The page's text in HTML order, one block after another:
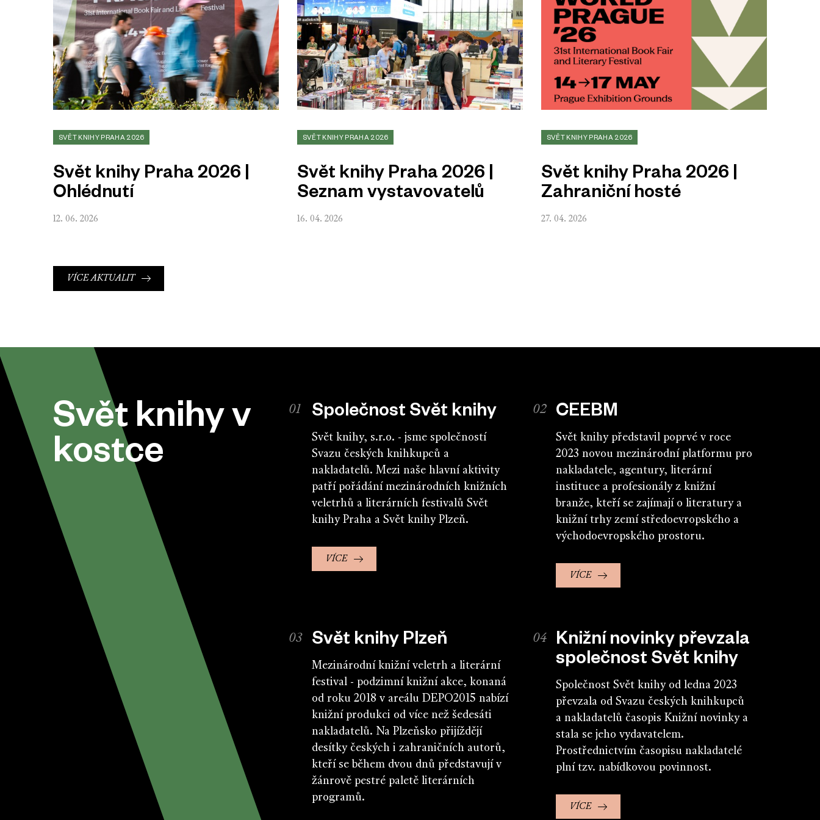
SVĚT KNIHY PRAHA 2026
Svět knihy Praha 2026 |
Ohlédnutí
12. 06. 2026
SVĚT KNIHY PRAHA 2026
Svět knihy Praha 2026 |
Seznam vystavovatelů
16. 04. 2026
SVĚT KNIHY PRAHA 2026
Svět knihy Praha 2026 |
Zahraniční hosté
27. 04. 2026
VÍCE AKTUALIT
Svět knihy v
kostce
Společnost Svět knihy
Svět knihy, s.r.o. - jsme společností
Svazu českých knihkupců a
nakladatelů. Mezi naše hlavní aktivity
patří pořádání mezinárodních knižních
veletrhů a literárních festivalů Svět
knihy Praha a Svět knihy Plzeň.
VÍCE
CEEBM
Svět knihy představil poprvé v roce
2023 novou mezinárodní platformu pro
nakladatele, agentury, literární
instituce a profesionály z knižní
branže, kteří se zajímají o literatury a
knižní trhy zemí středoevropského a
východoevropského prostoru.
VÍCE
Svět knihy Plzeň
Mezinárodní knižní veletrh a literární
festival - podzimní knižní akce, konaná
od roku 2018 v areálu DEPO2015 nabízí
knižní produkci od více než šedesáti
nakladatelů. Na Plzeňsko přijíždějí
desítky českých i zahraničních autorů,
kteří se během dvou dnů představují v
žánrově pestré paletě literárních
programů.
Knižní novinky převzala
společnost Svět knihy
Společnost Svět knihy od ledna 2023
převzala od Svazu českých knihkupců
a nakladatelů časopis Knižní novinky a
stala se jeho vydavatelem.
Prostřednictvím časopisu nakladatelé
plní tzv. nabídkovou povinnost.
VÍCE